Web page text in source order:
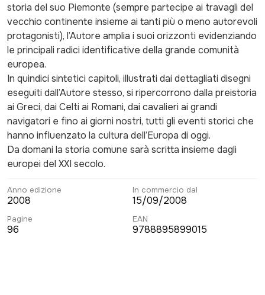
storia del suo Piemonte (sempre partecipe ai travagli del
vecchio continente insieme ai tanti più o meno autorevoli
protagonisti), l’Autore amplia i suoi orizzonti evidenziando
le principali radici identificative della grande comunità
europea.
In quindici sintetici capitoli, illustrati dai dettagliati disegni
eseguiti dall’Autore stesso, si ripercorrono dalla preistoria
ai Greci, dai Celti ai Romani, dai cavalieri ai grandi
navigatori e fino ai giorni nostri, tutti gli eventi storici che
hanno influenzato la cultura dell’Europa di oggi.
Da domani la storia comune sarà scritta insieme dagli
europei del XXI secolo.
Anno edizione
2008
In commercio dal
15/09/2008
Pagine
96
EAN
9788895899015